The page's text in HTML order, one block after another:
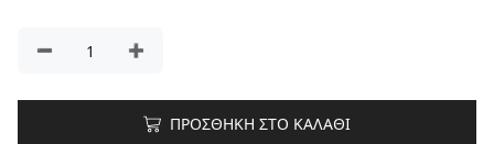
ΠΡΟΣΘΗΚΗ ΣΤΟ ΚΑΛΑΘΙ